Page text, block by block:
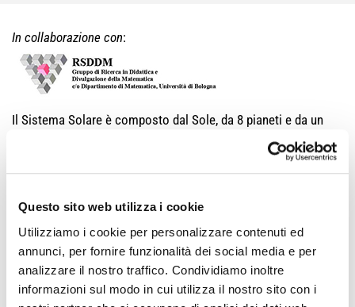
Questo sito web utilizza i cookie
Utilizziamo i cookie per personalizzare contenuti ed
annunci, per fornire funzionalità dei social media e per
analizzare il nostro traffico. Condividiamo inoltre
informazioni sul modo in cui utilizza il nostro sito con i
In collaborazione con:
Il Sistema Solare è composto dal Sole, da 8 pianeti e da un
insieme di tantissimi corpi celesti minori che gli ruotano
intorno con orbite diverse, ma tutte con una caratteristica in
comune: sono curve chiuse, diverse dal cerchio e chiamate
erano delle ellissi. Il percorso consente agli studenti di
scoprire l’evoluzione dell’Universo, di prendere confidenza
con i pianeti del nostro Sistema Solaree attraverso attività
didattiche, di verificare le
straordinarie caratteristiche matematiche del moto dei